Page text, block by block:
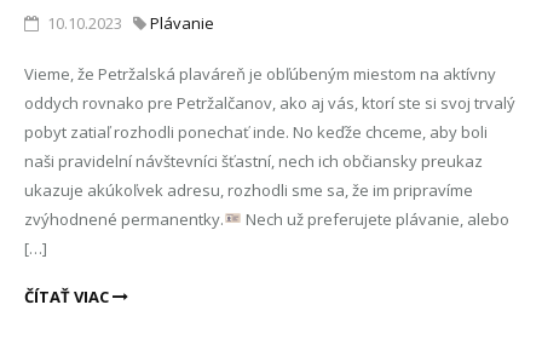
10.10.2023 Plávanie
Vieme, že Petržalská plaváreň je obľúbeným miestom na aktívny
oddych rovnako pre Petržalčanov, ako aj vás, ktorí ste si svoj trvalý
pobyt zatiaľ rozhodli ponechať inde. No keďže chceme, aby boli
naši pravidelní návštevníci šťastní, nech ich občiansky preukaz
ukazuje akúkoľvek adresu, rozhodli sme sa, že im pripravíme
zvýhodnené permanentky.
Nech už preferujete plávanie, alebo
[…]
ČÍTAŤ VIAC